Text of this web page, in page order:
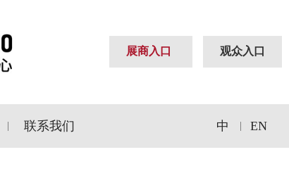
展商入口 观众入口
联系我们 中 EN